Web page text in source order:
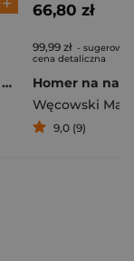
Pierogi z kimchi. Moje ulubione azjatyckie przepisy
66,80 zł
99,99 zł -
cena detaliczna
Węcowski
9,0 (9)